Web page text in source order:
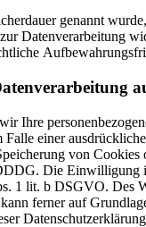
genannt
Datenverarbeitung
Ihre
einer
von
Die
1 lit. b DSGVO. Des
ferner auf